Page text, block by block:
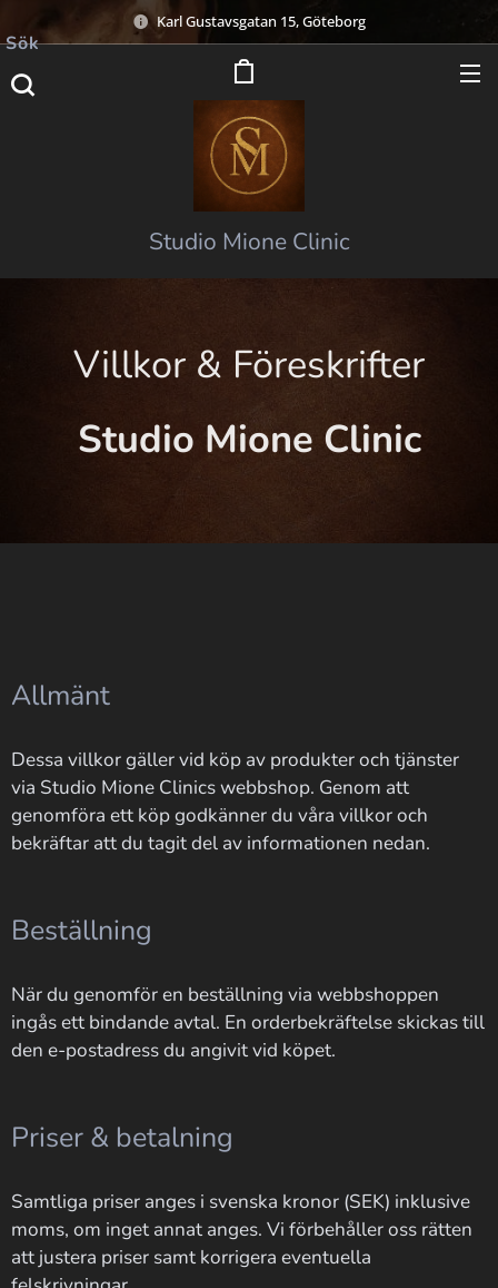
Karl Gustavsgatan 15, Göteborg
Studio Mione Clinic
Sök
Villkor & Föreskrifter
Studio Mione Clinic
Allmänt
Dessa villkor gäller vid köp av produkter och tjänster
via Studio Mione Clinics webbshop. Genom att
genomföra ett köp godkänner du våra villkor och
bekräftar att du tagit del av informationen nedan.
Beställning
När du genomför en beställning via webbshoppen
ingås ett bindande avtal. En orderbekräftelse skickas till
den e-postadress du angivit vid köpet.
Priser & betalning
Samtliga priser anges i svenska kronor (SEK) inklusive
moms, om inget annat anges. Vi förbehåller oss rätten
att justera priser samt korrigera eventuella